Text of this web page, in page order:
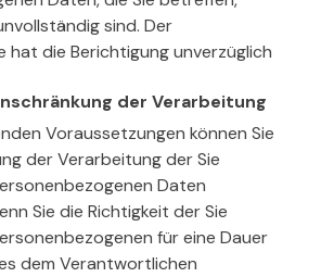
sind. Der
hat die Berichtigung unverzüglich
der Verarbeitung
Voraussetzungen können Sie
der Verarbeitung der Sie
Daten
Sie die Richtigkeit der Sie
für eine Dauer
dem Verantwortlichen